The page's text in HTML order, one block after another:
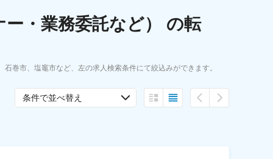
転職フェア
・業務委託など） の転
巻市、塩竈市など、左の求人検索条件にて絞込みができます。
条件で並べ替え